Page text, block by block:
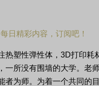
每日精彩内容，订阅吧！
热塑性弹性体， 3D打印耗
一所没有围墙的大学。老
者为师。为着一个共同的